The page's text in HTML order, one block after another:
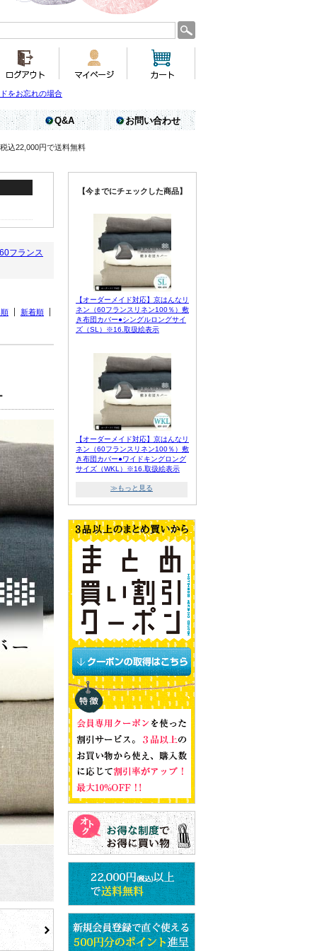
をお忘れの場合
Q&A お問い合わせ
税込22,000円で送料無料
フランス
新着順
【今までにチェックした商品】
【オーダーメイド対応】京はんなリ
ネン（60フランスリネン100％）敷
き布団カバー●シングルロングサイ
ズ（SL）※16.取扱絵表示
【オーダーメイド対応】京はんなリ
ネン（60フランスリネン100％）敷
き布団カバー●ワイドキングロング
サイズ（WKL）※16.取扱絵表示
≫もっと見る